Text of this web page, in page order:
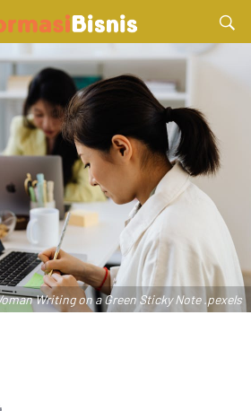
Writing on a Green Sticky Note .pexels